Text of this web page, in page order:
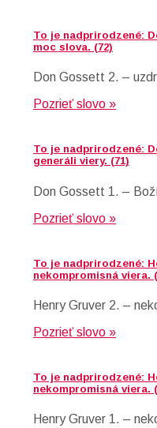
To je nadprirodzené:
moc slova. (72)
Don Gossett 2. –
Pozrieť slovo »
To je nadprirodzené:
generáli viery. (71)
Don Gossett 1. –
Pozrieť slovo »
To je nadprirodzené:
nekompromisná viera.
Henry Gruver 2. –
Pozrieť slovo »
To je nadprirodzené:
nekompromisná viera.
Henry Gruver 1. –